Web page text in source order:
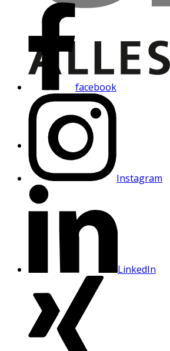
facebook
Instagram
LinkedIn